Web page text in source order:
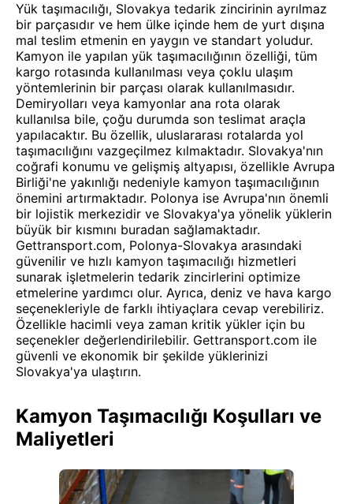
Yük taşımacılığı, Slovakya tedarik zincirinin ayrılmaz
bir parçasıdır ve hem ülke içinde hem de yurt dışına
mal teslim etmenin en yaygın ve standart yoludur.
Kamyon ile yapılan yük taşımacılığının özelliği, tüm
kargo rotasında kullanılması veya çoklu ulaşım
yöntemlerinin bir parçası olarak kullanılmasıdır.
Demiryolları veya kamyonlar ana rota olarak
kullanılsa bile, çoğu durumda son teslimat araçla
yapılacaktır. Bu özellik, uluslararası rotalarda yol
taşımacılığını vazgeçilmez kılmaktadır. Slovakya'nın
coğrafi konumu ve gelişmiş altyapısı, özellikle Avrupa
Birliği'ne yakınlığı nedeniyle kamyon taşımacılığının
önemini artırmaktadır. Polonya ise Avrupa'nın önemli
bir lojistik merkezidir ve Slovakya'ya yönelik yüklerin
büyük bir kısmını buradan sağlamaktadır.
Gettransport.com, Polonya-Slovakya arasındaki
güvenilir ve hızlı kamyon taşımacılığı hizmetleri
sunarak işletmelerin tedarik zincirlerini optimize
etmelerine yardımcı olur. Ayrıca, deniz ve hava kargo
seçenekleriyle de farklı ihtiyaçlara cevap verebiliriz.
Özellikle hacimli veya zaman kritik yükler için bu
seçenekler değerlendirilebilir. Gettransport.com ile
güvenli ve ekonomik bir şekilde yüklerinizi
Slovakya'ya ulaştırın.
Kamyon Taşımacılığı Koşulları ve
Maliyetleri